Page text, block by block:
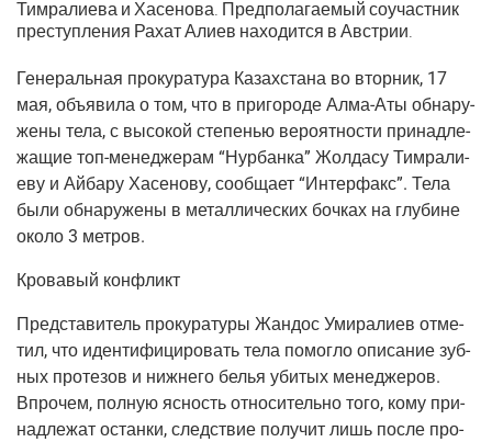
Тимралиева и Хасенова. Предполагаемый соучастник
преступления Рахат Алиев находится в Австрии.
Гене­раль­ная про­ку­ра­ту­ра Казах­ста­на во втор­ник, 17
мая, объ­яви­ла о том, что в при­го­ро­де Алма-Аты обна­ру­
же­ны тела, с высо­кой сте­пе­нью веро­ят­но­сти при­над­ле­
жа­щие топ-мене­дже­рам “Нур­бан­ка” Жол­да­су Тим­ра­ли­
е­ву и Айба­ру Хасе­но­ву, сооб­ща­ет “Интер­факс”. Тела
были обна­ру­же­ны в метал­ли­че­ских боч­ках на глу­бине
око­ло 3 метров.
Кро­ва­вый конфликт
Пред­ста­ви­тель про­ку­ра­ту­ры Жан­дос Уми­ра­ли­ев отме­
тил, что иден­ти­фи­ци­ро­вать тела помог­ло опи­са­ние зуб­
ных про­те­зов и ниж­не­го белья уби­тых мене­дже­ров.
Впро­чем, пол­ную ясность отно­си­тель­но того, кому при­
над­ле­жат остан­ки, след­ствие полу­чит лишь после про­